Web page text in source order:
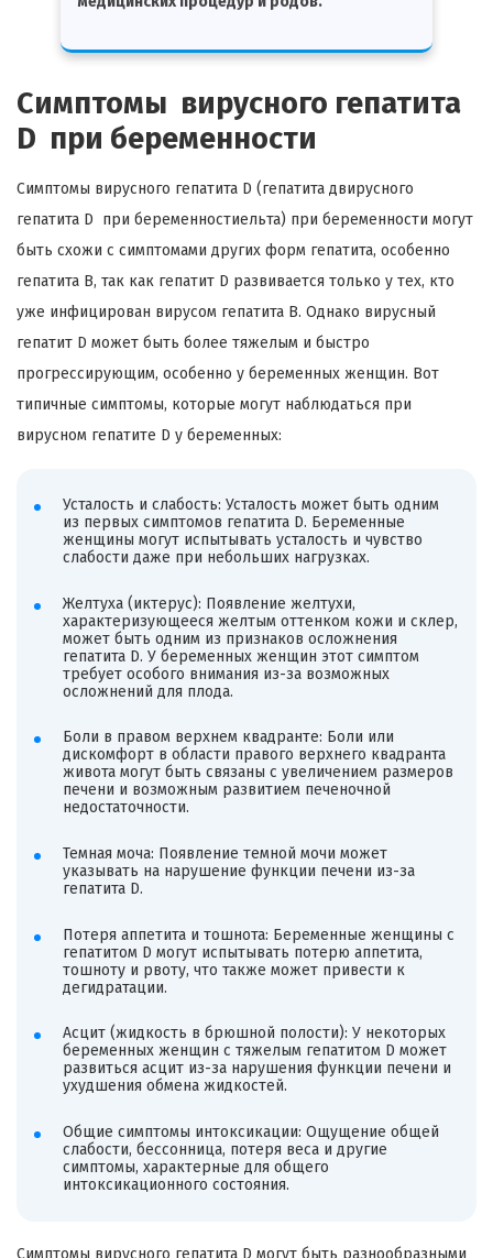
Симптомы вирусного гепатита
D при беременности
Симптомы вирусного гепатита D (гепатита двирусного
гепатита D при беременностиельта) при беременности могут
быть схожи с симптомами других форм гепатита, особенно
гепатита B, так как гепатит D развивается только у тех, кто
уже инфицирован вирусом гепатита B. Однако вирусный
гепатит D может быть более тяжелым и быстро
прогрессирующим, особенно у беременных женщин. Вот
типичные симптомы, которые могут наблюдаться при
вирусном гепатите D у беременных:
Усталость и слабость: Усталость может быть одним
из первых симптомов гепатита D. Беременные
женщины могут испытывать усталость и чувство
слабости даже при небольших нагрузках.
Желтуха (иктерус): Появление желтухи,
характеризующееся желтым оттенком кожи и склер,
может быть одним из признаков осложнения
гепатита D. У беременных женщин этот симптом
требует особого внимания из-за возможных
осложнений для плода.
Боли в правом верхнем квадранте: Боли или
дискомфорт в области правого верхнего квадранта
живота могут быть связаны с увеличением размеров
печени и возможным развитием печеночной
недостаточности.
Темная моча: Появление темной мочи может
указывать на нарушение функции печени из-за
гепатита D.
Потеря аппетита и тошнота: Беременные женщины с
гепатитом D могут испытывать потерю аппетита,
тошноту и рвоту, что также может привести к
дегидратации.
Асцит (жидкость в брюшной полости): У некоторых
беременных женщин с тяжелым гепатитом D может
развиться асцит из-за нарушения функции печени и
ухудшения обмена жидкостей.
Общие симптомы интоксикации: Ощущение общей
слабости, бессонница, потеря веса и другие
симптомы, характерные для общего
интоксикационного состояния.